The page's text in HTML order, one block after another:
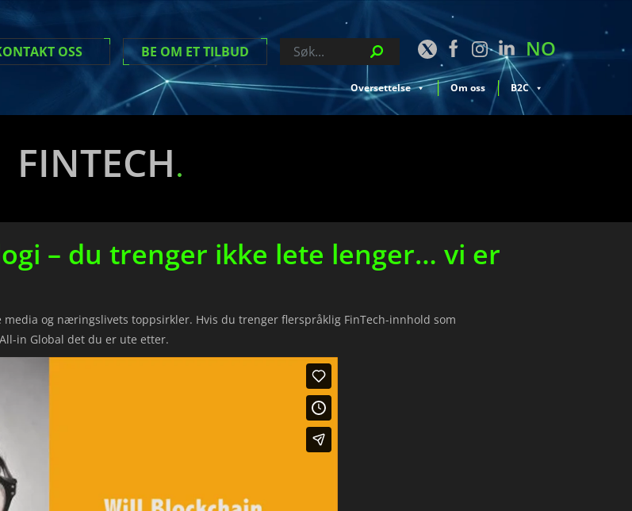
OSS BE OM ET TILBUD NO
Oversettelse Om oss B2C
FINTECH
– du trenger ikke lete lenger… vi er
og næringslivets toppsirkler. Hvis du trenger flerspråklig FinTech-innhold som
in Global det du er ute etter.